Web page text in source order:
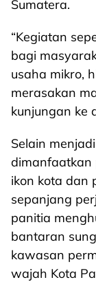
Sumatera.
“Kegiatan
bagi
usaha mikro,
merasakan
kunjungan ke
Selain
dimanfaatkan
ikon kota dan
sepanjang
panitia
bantaran
kawasan
wajah Kota